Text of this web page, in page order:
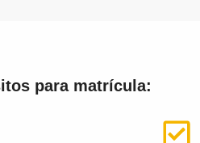
para matrícula: